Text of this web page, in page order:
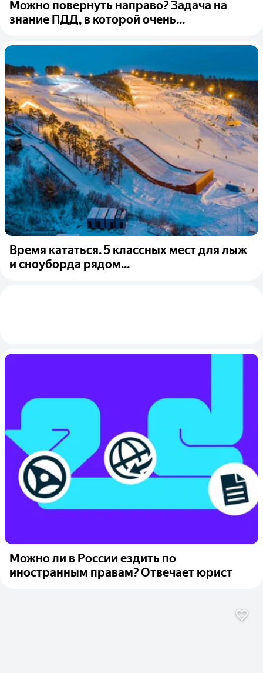
Можно повернуть направо? Задача на
знание ПДД, в которой очень...
Время кататься. 5 классных мест для лыж
и сноуборда рядом...
Можно ли в России ездить по
иностранным правам? Отвечает юрист